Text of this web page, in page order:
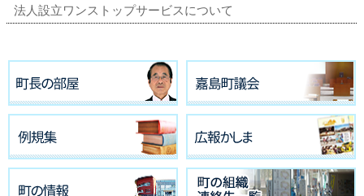
法人設立ワンストップサービスについて